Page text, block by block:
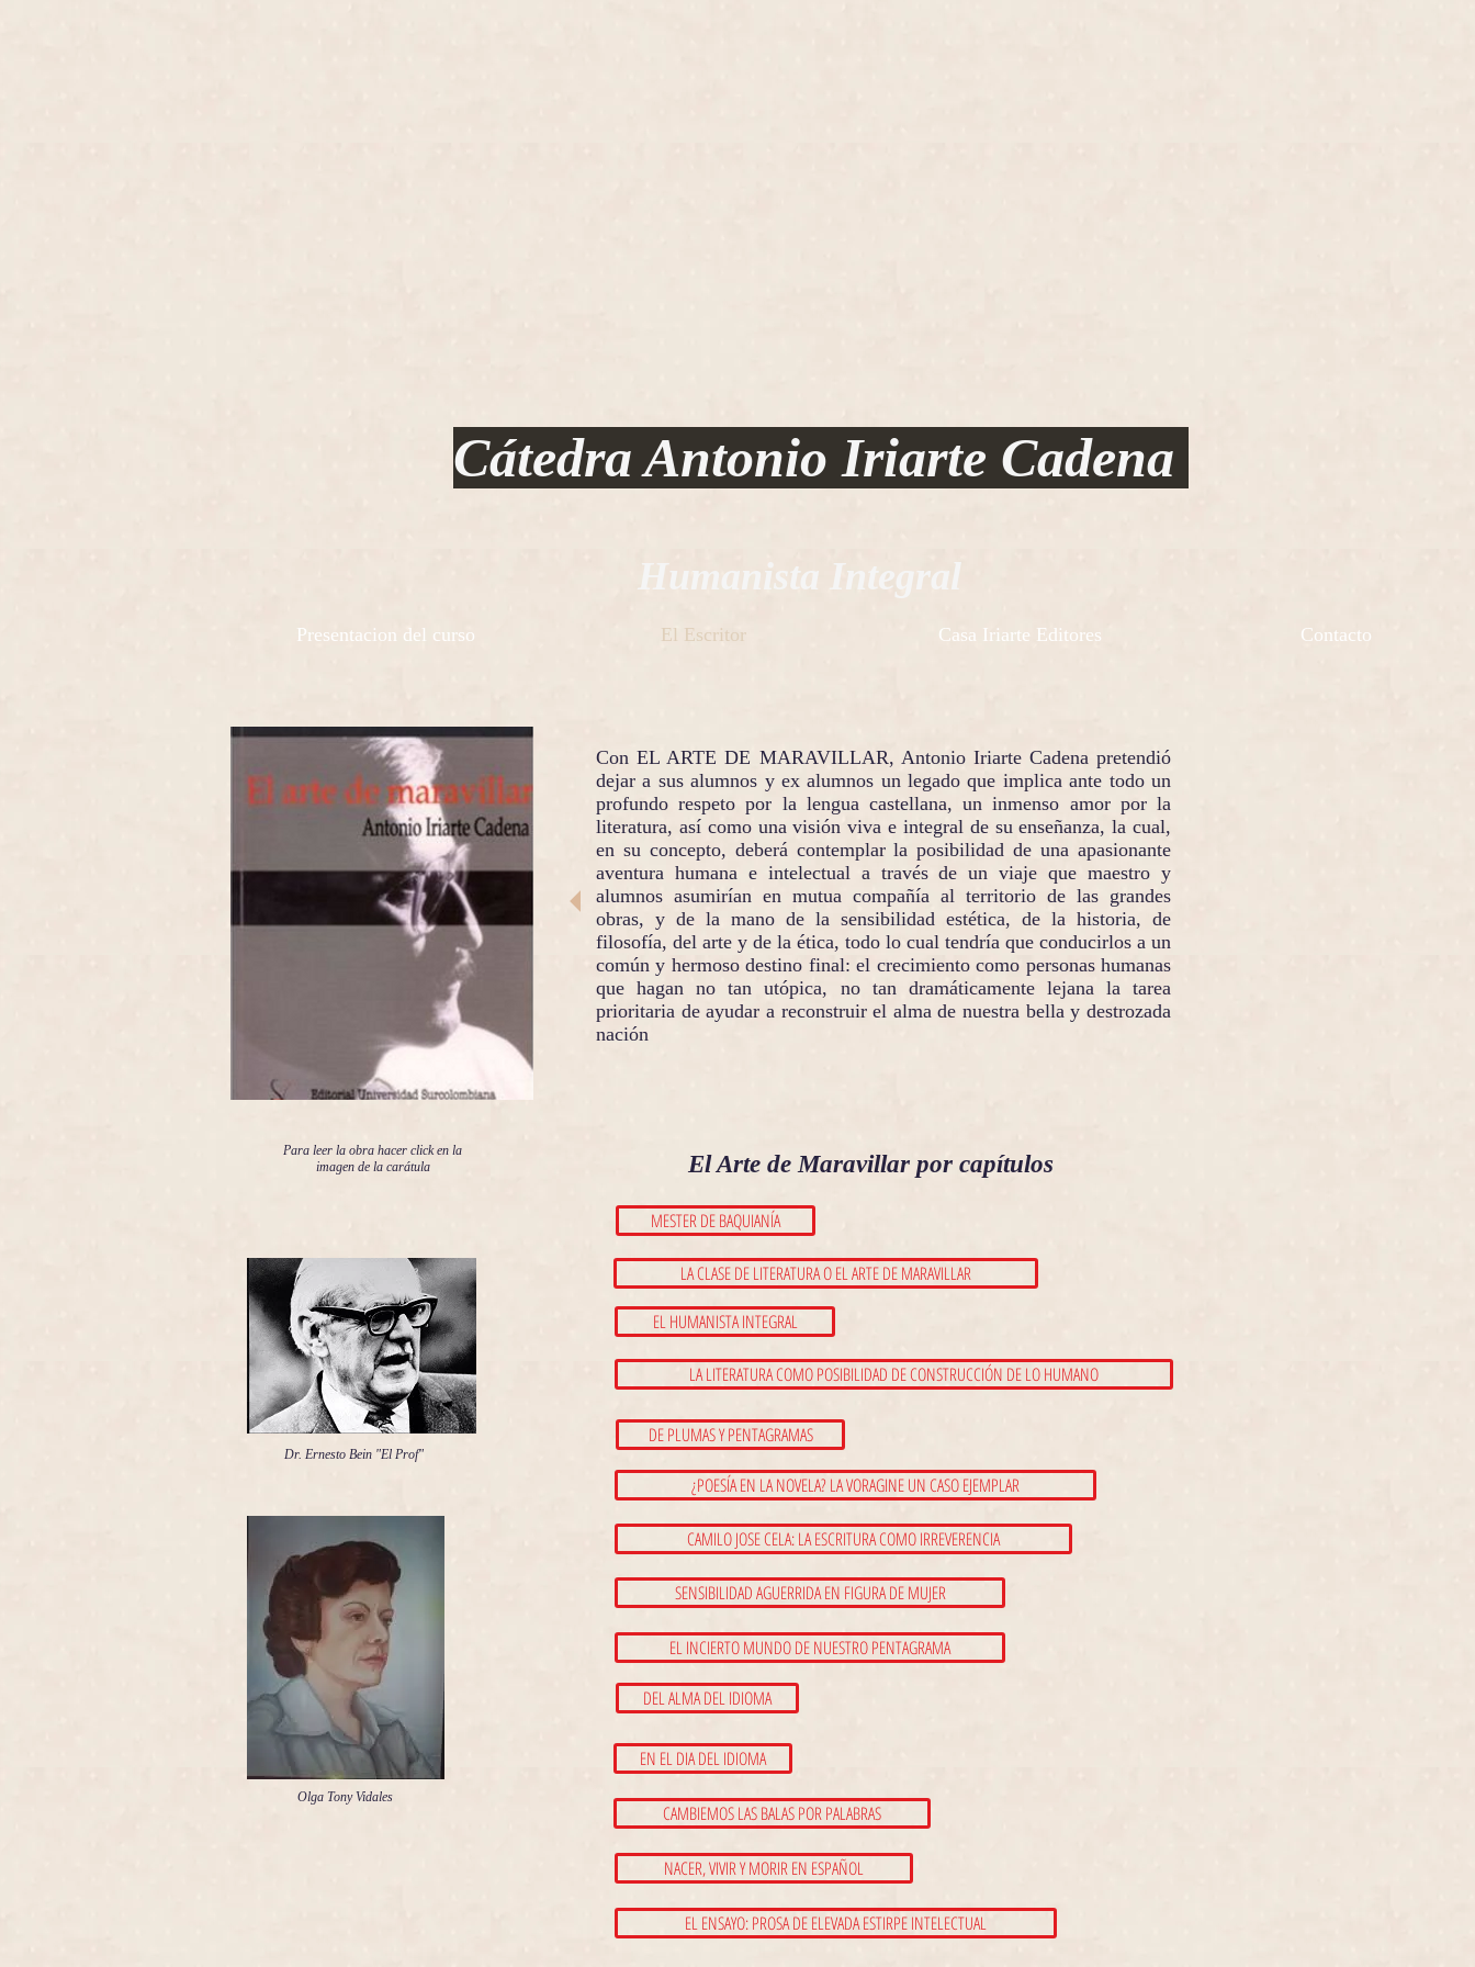
Humanista Integral
Presentacion del curso El Escritor Casa Iriarte Editores Contacto
Para leer la obra hacer click en la
imagen de la carátula
Dr. Ernesto Bein "El Prof"
Olga Tony Vidales
Con EL ARTE DE MARAVILLAR, Antonio Iriarte Cadena pretendió
dejar a sus alumnos y ex alumnos un legado que implica ante todo un
profundo respeto por la lengua castellana, un inmenso amor por la
literatura, así como una visión viva e integral de su enseñanza, la cual,
en su concepto, deberá contemplar la posibilidad de una apasionante
aventura humana e intelectual a través de un viaje que maestro y
alumnos asumirían en mutua compañía al territorio de las grandes
obras, y de la mano de la sensibilidad estética, de la historia, de
filosofía, del arte y de la ética, todo lo cual tendría que conducirlos a un
común y hermoso destino final: el crecimiento como personas humanas
que hagan no tan utópica, no tan dramáticamente lejana la tarea
prioritaria de ayudar a reconstruir el alma de nuestra bella y destrozada
nación
El Arte de Maravillar por capítulos
MESTER DE BAQUIANÍA
LA CLASE DE LITERATURA O EL ARTE DE MARAVILLAR
EL HUMANISTA INTEGRAL
LA LITERATURA COMO POSIBILIDAD DE CONSTRUCCIÓN DE LO HUMANO
DE PLUMAS Y PENTAGRAMAS
¿POESÍA EN LA NOVELA? LA VORAGINE UN CASO EJEMPLAR
CAMILO JOSE CELA: LA ESCRITURA COMO IRREVERENCIA
SENSIBILIDAD AGUERRIDA EN FIGURA DE MUJER
EL INCIERTO MUNDO DE NUESTRO PENTAGRAMA
DEL ALMA DEL IDIOMA
EN EL DIA DEL IDIOMA
CAMBIEMOS LAS BALAS POR PALABRAS
NACER, VIVIR Y MORIR EN ESPAÑOL
EL ENSAYO: PROSA DE ELEVADA ESTIRPE INTELECTUAL